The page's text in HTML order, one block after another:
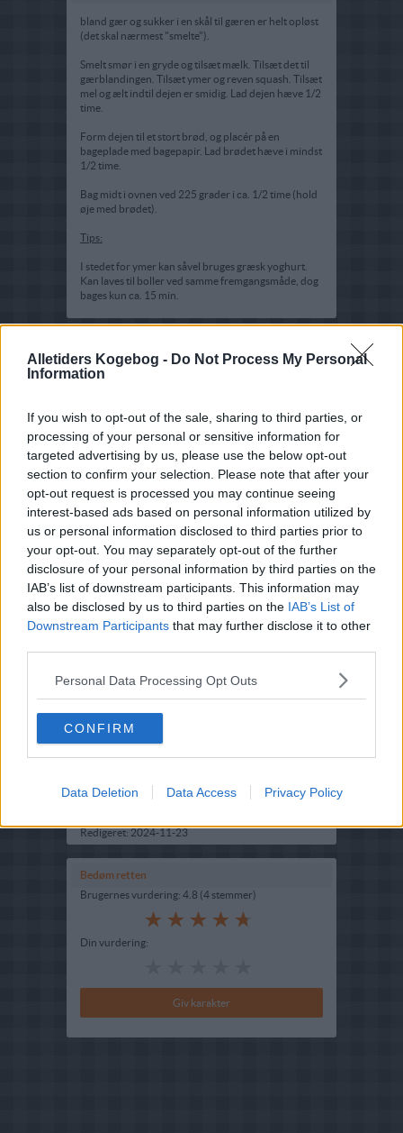
Alletiders Kogebog - Do Not Process My Personal
Information
If you wish to opt-out of the sale, sharing to third parties, or
processing of your personal or sensitive information for
targeted advertising by us, please use the below opt-out
section to confirm your selection. Please note that after your
opt-out request is processed you may continue seeing
interest-based ads based on personal information utilized by
us or personal information disclosed to third parties prior to
your opt-out. You may separately opt-out of the further
disclosure of your personal information by third parties on the
IAB’s list of downstream participants. This information may
also be disclosed by us to third parties on the IAB’s List of
Downstream Participants that may further disclose it to other
Personal Data Processing Opt Outs
CONFIRM
Data Deletion Data Access Privacy Policy
bland gær og sukker i en skål til gæren er helt opløst
(det skal nærmest "smelte").
Smelt smør i en gryde og tilsæt mælk. Tilsæt det til
gærblandingen. Tilsæt ymer og reven squash. Tilsæt
mel og ælt indtil dejen er smidig. Lad dejen hæve 1/2
time.
Form dejen til et stort brød, og placér på en
bageplade med bagepapir. Lad brødet hæve i mindst
1/2 time.
Bag midt i ovnen ved 225 grader i ca. 1/2 time (hold
øje med brødet).
Tips:
I stedet for ymer kan såvel bruges græsk yoghurt.
Kan laves til boller ved samme fremgangsmåde, dog
bages kun ca. 15 min.
Ret :Brød boller kiks-Diverse brød
Hovedingrediens :
Fryseegnet : Er Fryseegnet
2009-06-16
Redigeret:2024-11-23
Bedøm retten
Brugernes vurdering: 4.8 (4 stemmer)
Din vurdering: